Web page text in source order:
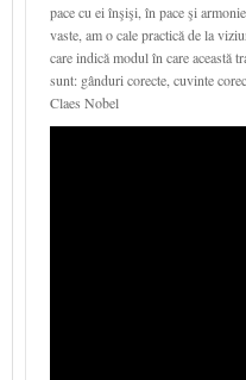
pace cu ei înşişi, în pace şi
vaste, am o cale practică de la
care indică modul în care această
sunt: gânduri corecte, cuvinte
Claes Nobel